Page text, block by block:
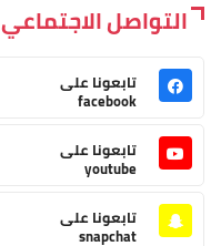
التواصل الاجتماعي
تابعونا على
facebook
تابعونا على
youtube
تابعونا على
snapchat